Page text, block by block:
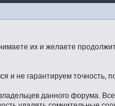
их и желаете
не гарантируем
данного форума.